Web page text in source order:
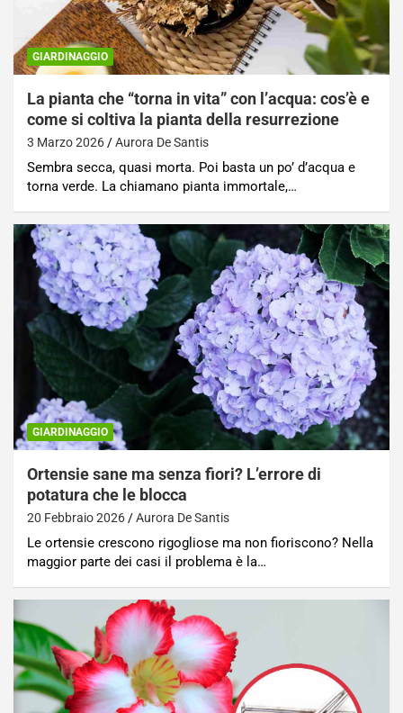
GIARDINAGGIO
La pianta che “torna in vita” con l’acqua: cos’è e
come si coltiva la pianta della resurrezione
3 Marzo 2026 Aurora De Santis
Sembra secca, quasi morta. Poi basta un po’ d’acqua e
torna verde. La chiamano pianta immortale,…
GIARDINAGGIO
Ortensie sane ma senza fiori? L’errore di
potatura che le blocca
20 Febbraio 2026 Aurora De Santis
Le ortensie crescono rigogliose ma non fioriscono? Nella
maggior parte dei casi il problema è la…